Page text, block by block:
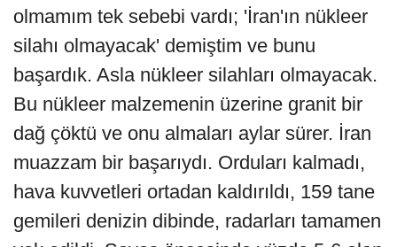
olmamım tek sebebi vardı; 'İran'ın nükleer
silahı olmayacak' demiştim ve bunu
başardık. Asla nükleer silahları olmayacak.
Bu nükleer malzemenin üzerine granit bir
dağ çöktü ve onu almaları aylar sürer. İran
muazzam bir başarıydı. Orduları kalmadı,
hava kuvvetleri ortadan kaldırıldı, 159 tane
gemileri denizin dibinde, radarları tamamen